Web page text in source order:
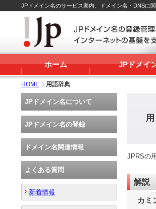
JPドメイン名のサービス案内、ドメイン名・DNSに
ホーム JPドメイ
HOME 用語辞典
JPRSの
解説
カミ
JPドメイン名について
JPドメイン名の登録
ドメイン名関連情報
よくある質問
新着情報